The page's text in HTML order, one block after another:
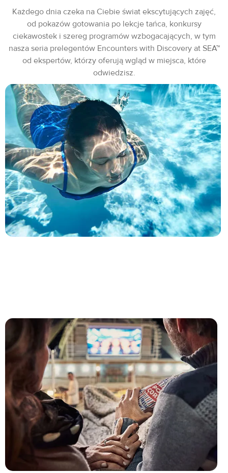
Każdego dnia czeka na Ciebie świat ekscytujących zajęć,
od pokazów gotowania po lekcje tańca, konkursy
ciekawostek i szereg programów wzbogacających, w tym
nasza seria prelegentów Encounters with Discovery at SEA™
od ekspertów, którzy oferują wgląd w miejsca, które
odwiedzisz.